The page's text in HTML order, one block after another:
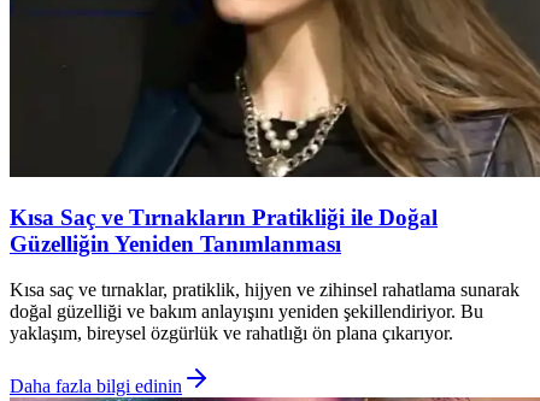
Kısa Saç ve Tırnakların Pratikliği ile Doğal
Güzelliğin Yeniden Tanımlanması
Kısa saç ve tırnaklar, pratiklik, hijyen ve zihinsel rahatlama sunarak
doğal güzelliği ve bakım anlayışını yeniden şekillendiriyor. Bu
yaklaşım, bireysel özgürlük ve rahatlığı ön plana çıkarıyor.
Daha fazla bilgi edinin